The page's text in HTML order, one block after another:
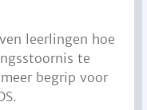
leerlingen hoe
te
begrip voor